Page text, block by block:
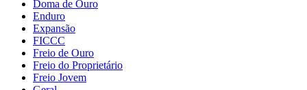
Doma de Ouro
Enduro
Expansão
FICCC
Freio de Ouro
Freio do Proprietário
Freio Jovem